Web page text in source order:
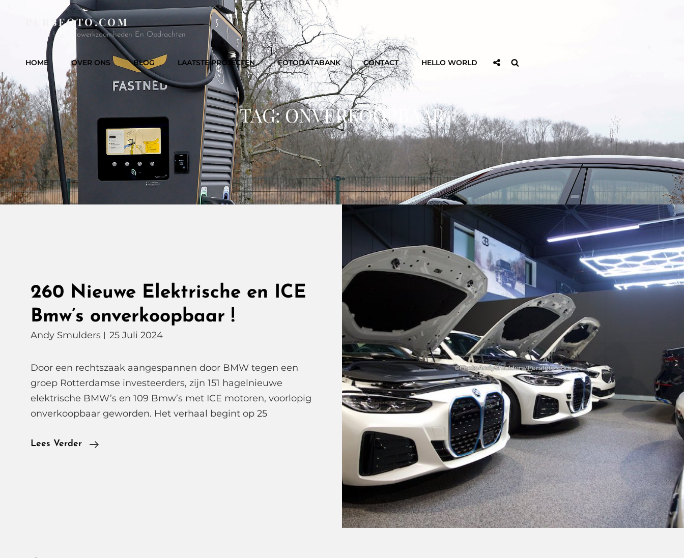
PERSFOTO.COM
Voor Al Uw Fotowerkzaamheden En Opdrachten
HOME OVER ONS BLOG LAATSTE PROJECTEN FOTODATABANK CONTACT HELLO WORLD
Sociaal
TAG:ONVERKOOPBAAR
260 Nieuwe Elektrische en ICE
Bmw’s onverkoopbaar !
Andy Smulders 25 Juli 2024
Door een rechtszaak aangespannen door BMW tegen een
groep Rotterdamse investeerders, zijn 151 hagelnieuwe
elektrische BMW’s en 109 Bmw’s met ICE motoren, voorlopig
onverkoopbaar geworden. Het verhaal begint op 25
Lees Verder
260